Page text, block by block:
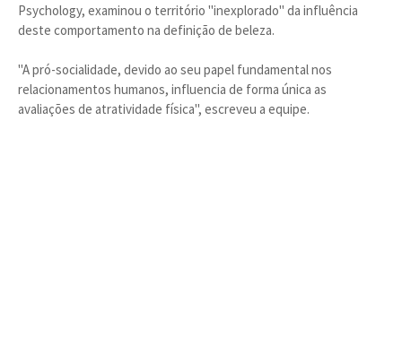
Psychology, examinou o território "inexplorado" da influência
deste comportamento na definição de beleza.
"A pró-socialidade, devido ao seu papel fundamental nos
relacionamentos humanos, influencia de forma única as
avaliações de atratividade física", escreveu a equipe.